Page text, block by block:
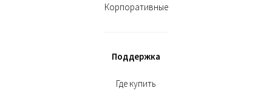
Корпоративные
Поддержка
Где купить